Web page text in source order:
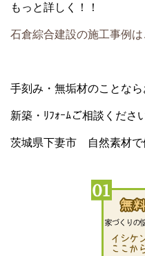
もっと詳しく！！
石倉綜合建設の施工事例
手刻み・無垢材のことなら
新築・ﾘﾌｫｰﾑご相談くださ
茨城県下妻市 自然素材